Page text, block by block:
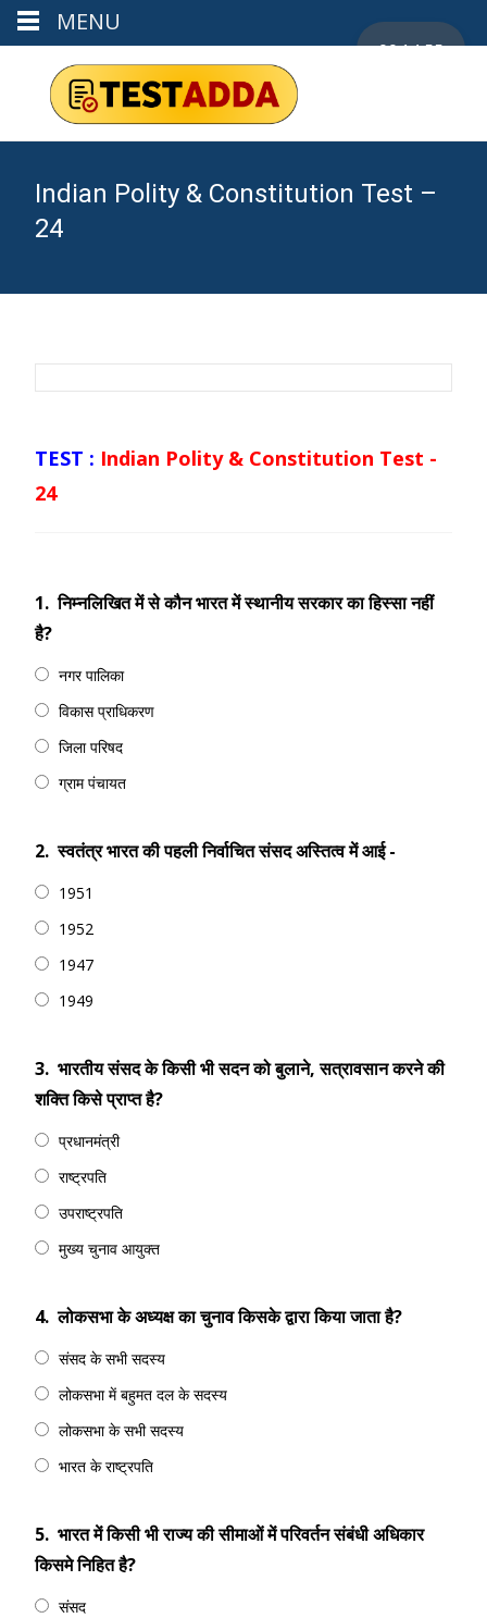
Indian Polity & Constitution Test –
24
00:14:55
TEST : Indian Polity & Constitution Test -
24
1. निम्नलिखित में से कौन भारत में स्थानीय सरकार का हिस्सा नहीं
है?
नगर पालिका
विकास प्राधिकरण
जिला परिषद
ग्राम पंचायत
2. स्वतंत्र भारत की पहली निर्वाचित संसद अस्तित्व में आई -
1951
1952
1947
1949
3. भारतीय संसद के किसी भी सदन को बुलाने, सत्रावसान करने की
शक्ति किसे प्राप्त है?
प्रधानमंत्री
राष्ट्रपति
उपराष्ट्रपति
मुख्य चुनाव आयुक्त
4. लोकसभा के अध्यक्ष का चुनाव किसके द्वारा किया जाता है?
संसद के सभी सदस्य
लोकसभा में बहुमत दल के सदस्य
लोकसभा के सभी सदस्य
भारत के राष्ट्रपति
5. भारत में किसी भी राज्य की सीमाओं में परिवर्तन संबंधी अधिकार
किसमे निहित है?
संसद
MENU